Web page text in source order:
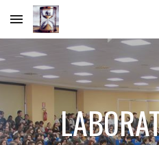
Skip to main content